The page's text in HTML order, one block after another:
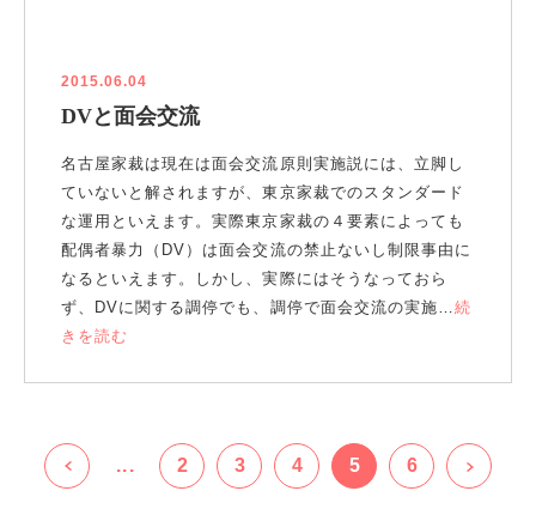
2015.06.04
DVと面会交流
名古屋家裁は現在は面会交流原則実施説には、立脚し
ていないと解されますが、東京家裁でのスタンダード
な運用といえます。実際東京家裁の４要素によっても
配偶者暴力（DV）は面会交流の禁止ないし制限事由に
なるといえます。しかし、実際にはそうなっておら
ず、DVに関する調停でも、調停で面会交流の実施…続
きを読む
... 2 3 4 5 6